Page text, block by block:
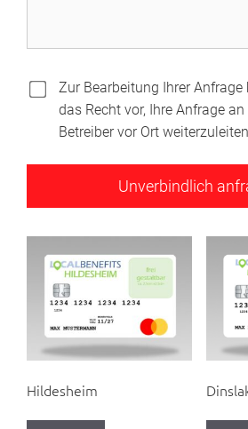
Zur Bearbeitung Ihrer
das Recht vor, Ihre Anfrage
Betreiber vor Ort
Hildesheim